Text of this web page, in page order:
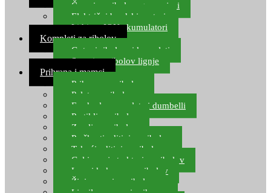
Čamci za ribolov, gumenjaci
Električni brodski motori
Lithium ION akumulatori
Kompleti za ribolov
Gotovi ribolovni kompleti
Setovi za ribolov lignje
Prihrana i mamci
Prihrana za ribolov
Pelete za ribolov
Feeder lovne pelete i dumbelli
Partikli za ribolov
Zemlja za ribolov
Praškasti aditivi za ribolov
Tekući aditivi za ribolov
Gel i sprej atraktori za ribolov
Lovni kukuruz za ribolov
Živi mamci za ribolov